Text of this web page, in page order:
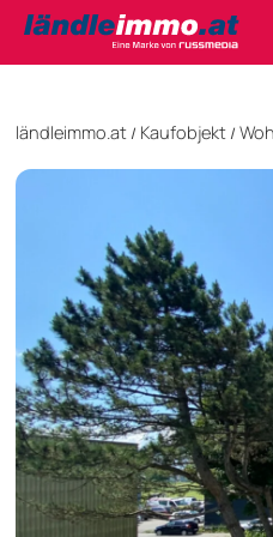
ländleimmo.at / Kaufobjekt /